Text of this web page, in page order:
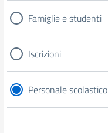
Famiglie e studenti
Iscrizioni
Personale scolastico